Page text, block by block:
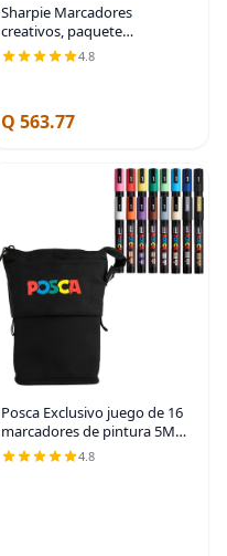
Sharpie Marcadores
creativos, paquete
combinado, acrílico a base de
agua, puntas de bala y pincel,
4.8
Q 563.77
Posca Exclusivo juego de 16
marcadores de pintura 5M
con estuche de transporte,
ideal para niños y adultos,
4.8